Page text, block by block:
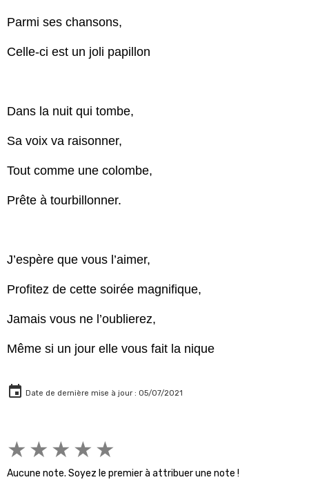
Parmi ses chansons,
Celle-ci est un joli papillon
Dans la nuit qui tombe,
Sa voix va raisonner,
Tout comme une colombe,
Prête à tourbillonner.
J’espère que vous l’aimer,
Profitez de cette soirée magnifique,
Jamais vous ne l’oublierez,
Même si un jour elle vous fait la nique
Date de dernière mise à jour : 05/07/2021
★ ★ ★ ★ ★
Aucune note. Soyez le premier à attribuer une note !